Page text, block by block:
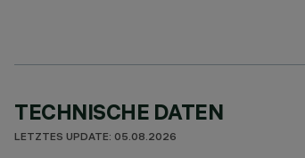
TECHNISCHE DATEN
LETZTES UPDATE: 05.08.2026